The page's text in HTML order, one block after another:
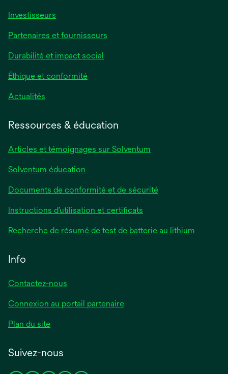
Investisseurs
Partenaires et fournisseurs
Durabilité et impact social
Éthique et conformité
Actualités
Ressources & éducation
Articles et témoignages sur Solventum
Solventum éducation
Documents de conformité et de sécurité
Instructions d’utilisation et certificats
Recherche de résumé de test de batterie au lithium
Info
Contactez-nous
Connexion au portail partenaire
Plan du site
Suivez-nous